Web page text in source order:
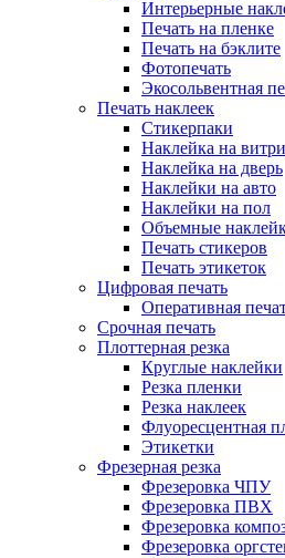
Интерьерные
Печать на пленке
Печать на бэклите
Фотопечать
Экосольвентная
Печать наклеек
Стикерпаки
Наклейка на
Наклейка на дверь
Наклейки на авто
Наклейки на пол
Объемные
Печать стикеров
Печать этикеток
Цифровая печать
Оперативная
Срочная печать
Плоттерная резка
Круглые наклейки
Резка пленки
Резка наклеек
Флуоресцентная
Этикетки
Фрезерная резка
Фрезеровка ЧПУ
Фрезеровка ПВХ
Фрезеровка
Фрезеровка